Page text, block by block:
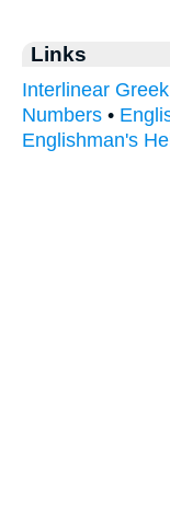
Links
Interlinear Greek
Numbers •
Englishman's